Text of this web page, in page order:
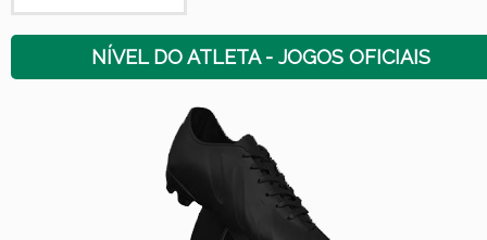
NÍVEL DO ATLETA - JOGOS OFICIAIS